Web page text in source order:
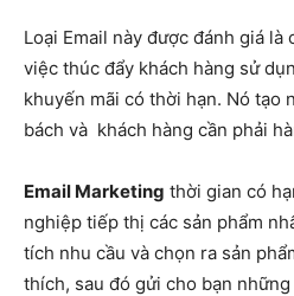
Loại Email này được đánh giá
việc thúc đẩy khách hàng sử
khuyến mãi có thời hạn. Nó tạo
bách và khách hàng cần phải
Email Marketing thời gian có
nghiệp tiếp thị các sản phẩm
tích nhu cầu và chọn ra sản
thích, sau đó gửi cho bạn